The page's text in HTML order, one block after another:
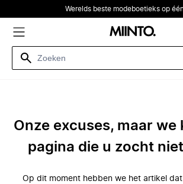
Werelds beste modeboetieks op
Onze excuses, maar we
pagina die u zocht
Op dit moment hebben we het artikel